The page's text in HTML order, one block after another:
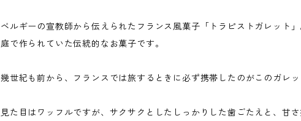
ベルギーの宣教師から伝えられたフランス風菓子「トラピストガレット
庭で作られていた伝統的なお菓子です。
幾世紀も前から、フランスでは旅するときに必ず携帯したのがこのガレッ
見た目はワッフルですが、サクサクとしたしっかりした歯ごたえと、甘